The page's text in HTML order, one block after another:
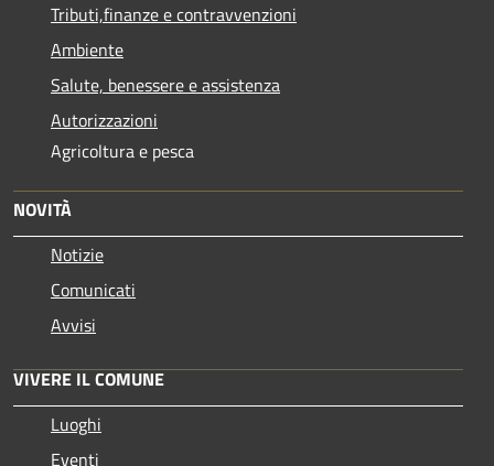
Tributi,finanze e contravvenzioni
Ambiente
Salute, benessere e assistenza
Autorizzazioni
Agricoltura e pesca
NOVITÀ
Notizie
Comunicati
Avvisi
VIVERE IL COMUNE
Luoghi
Eventi